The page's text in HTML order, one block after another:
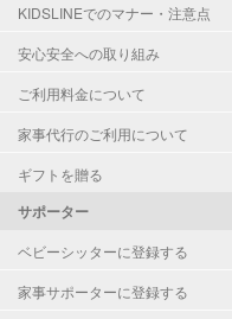
KIDSLINEでのマナー・注意点
安心安全への取り組み
ご利用料金について
家事代行のご利用について
ギフトを贈る
サポーター
ベビーシッターに登録する
家事サポーターに登録する